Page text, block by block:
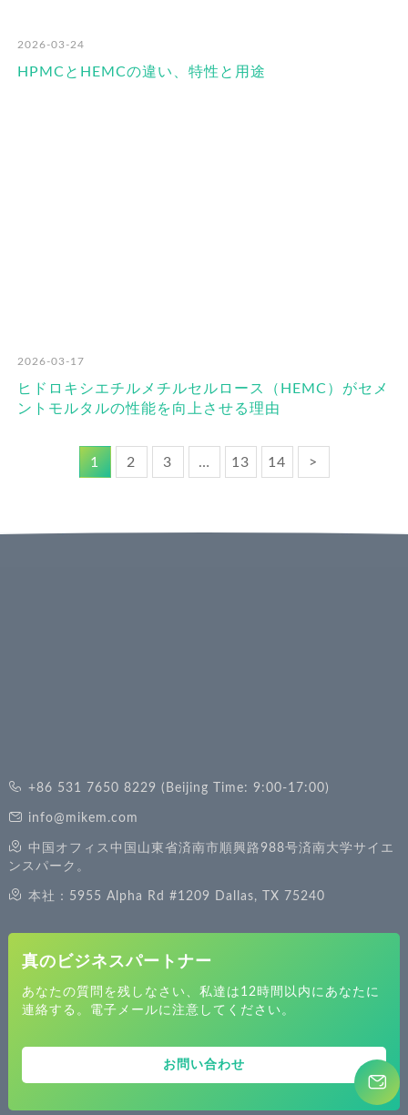
2026-03-24
HPMCとHEMCの違い、特性と用途
2026-03-17
ヒドロキシエチルメチルセルロース（HEMC）がセメ
ントモルタルの性能を向上させる理由
1 2 3 … 13 14 >
+86 531 7650 8229 (Beijing Time: 9:00-17:00)
info@mikem.com
中国オフィス中国山東省済南市順興路988号済南大学サイエ
ンスパーク。
本社：5955 Alpha Rd #1209 Dallas, TX 75240
真のビジネスパートナー
あなたの質問を残しなさい、私達は12時間以内にあなたに
連絡する。電子メールに注意してください。
お問い合わせ